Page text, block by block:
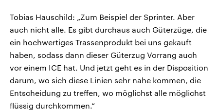
Tobias Hauschild: „Zum Beispiel der Sprinter. Aber
auch nicht alle. Es gibt durchaus auch Güterzüge, die
ein hochwertiges Trassenprodukt bei uns gekauft
haben, sodass dann dieser Güterzug Vorrang auch
vor einem ICE hat. Und jetzt geht es in der Disposition
darum, wo sich diese Linien sehr nahe kommen, die
Entscheidung zu treffen, wo möglichst alle möglichst
flüssig durchkommen.“